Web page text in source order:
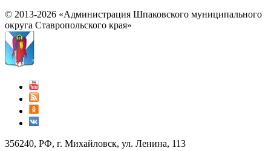
© 2013-2026 «Администрация Шпаковского муниципального
округа Ставропольского края»
356240, РФ, г. Михайловск, ул. Ленина, 113